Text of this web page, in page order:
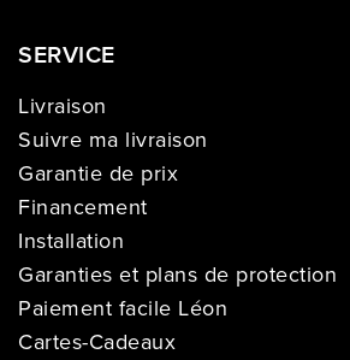
SERVICE
Livraison
Suivre ma livraison
Garantie de prix
Financement
Installation
Garanties et plans de protection
Paiement facile Léon
Cartes-Cadeaux